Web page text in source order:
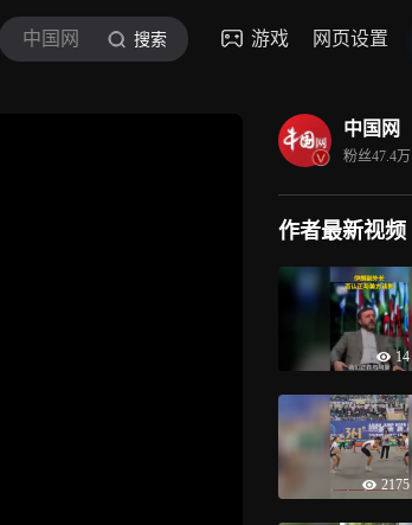
中国网 搜索 游戏 网页设置
中国网
粉丝47.4万
作者最新视频
14
2175